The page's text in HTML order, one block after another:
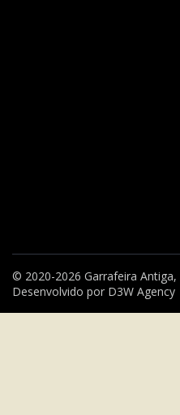
© 2020-2026 Garrafeira
Desenvolvido por D3W Agency